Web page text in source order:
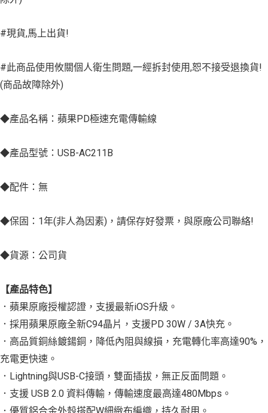
#現貨,馬上出貨!
#此商品使用攸關個人衛生問題,一經拆封使用,恕不接受退換貨!
(商品故障除外)
◆產品名稱：蘋果PD極速充電傳輸線
◆產品型號：USB-AC211B
◆配件：無
◆保固：1年(非人為因素)，請保存好發票，與原廠公司聯絡!
◆貨源：公司貨
【產品特色】
．蘋果原廠授權認證，支援最新iOS升級。
．採用蘋果原廠全新C94晶片，支援PD 30W / 3A快充。
．高品質銅絲鍍鍚銅，降低內阻與線損，充電轉化率高達90%，
充電更快速。
．Lightning與USB-C接頭，雙面插拔，無正反面問題。
．支援 USB 2.0 資料傳輸，傳輸速度最高達480Mbps。